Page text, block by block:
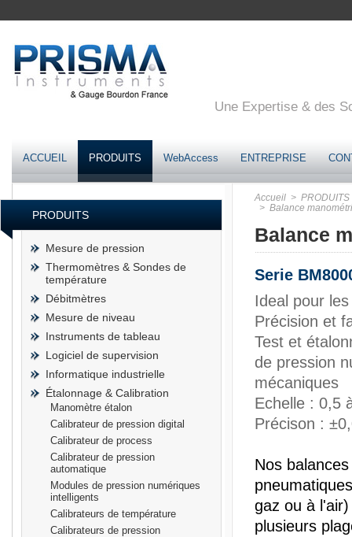
Une Expertise & des
ACCUEIL PRODUITS WebAccess ENTREPRISE
PRODUITS
Mesure de pression
Thermomètres & Sondes de
température
Débitmètres
Mesure de niveau
Instruments de tableau
Logiciel de supervision
Informatique industrielle
Étalonnage & Calibration
Manomètre étalon
Calibrateur de pression digital
Calibrateur de process
Calibrateur de pression
automatique
Modules de pression numériques
intelligents
Calibrateurs de température
Calibrateurs de pression
Accueil > PRODUITS
> Balance
Balance
Serie
Ideal pour
Précision et
Test et
de pression
mécaniques
Echelle : 0,5
Précison :
Nos
gaz ou à
plusieurs